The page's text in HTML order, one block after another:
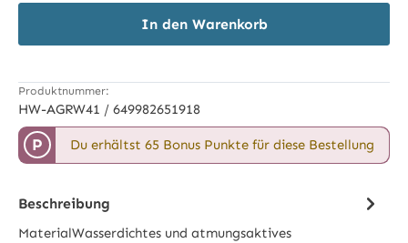
In den Warenkorb
Produktnummer:
HW-AGRW41 / 649982651918
P Du erhältst 65 Bonus Punkte für diese Bestellung
Beschreibung
MaterialWasserdichtes und atmungsaktives